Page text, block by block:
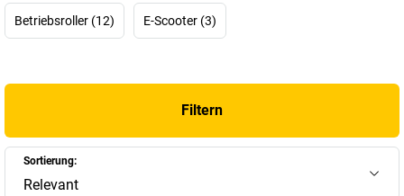
Mitarbeiter mit einem Elektro-Transportroller wertvolle Minuten, die
Betriebsroller (12) E-Scooter (3)
Filtern
Sortierung:
Relevant